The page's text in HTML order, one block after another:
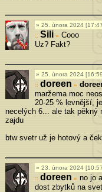
25. února 2024
Sili » Cooo
Uz? Fakt?
25. února 2024
doreen »
maržema moc
20-25 % levnější,
necelých 6... ale tak
zajdu
btw svetr už je hotový a
23. února 2024
doreen » no jo
dost zbytků na